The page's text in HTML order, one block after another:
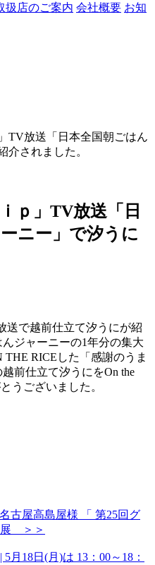
扱店のご案内 会社概要 お知
TV放送「日本全国朝ごはん
介されました。
ｐ」TV放送「日
ニー」で汐うに
送で越前仕立て汐うにが紹
ジャーニーの1年分の集大
RICEした「感謝のうま
前仕立て汐うにをOn the
うございました。
古屋高島屋様 「 第25回グ
展 ＞＞
月18日(月)は 13：00～18：